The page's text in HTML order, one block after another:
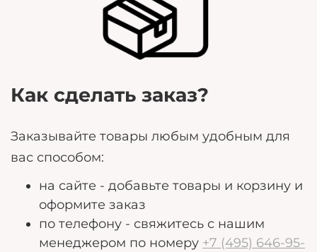
могут помочь нам лучше удовлетворить ваши
потребности.
Как сделать заказ?
Заказывайте товары любым удобным для
вас способом:
на сайте - добавьте товары и корзину и
оформите заказ
по телефону - свяжитесь с нашим
менеджером по номеру +7 (495) 646-95-